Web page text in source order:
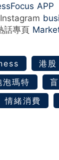
APP
Instagram
話專頁
港股
泡瑪特
情緒消費